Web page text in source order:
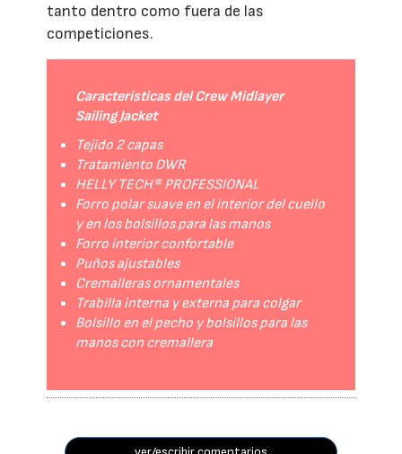
tanto dentro como fuera de las
competiciones.
Características del Crew Midlayer
Sailing Jacket
Tejido 2 capas
Tratamiento DWR
HELLY TECH® PROFESSIONAL
Forro polar suave en el interior del cuello
y en los bolsillos para las manos
Forro interior confortable
Puños ajustables
Cremalleras ornamentales
Trabilla interna y externa para colgar
Bolsillo en el pecho y bolsillos para las
manos con cremallera